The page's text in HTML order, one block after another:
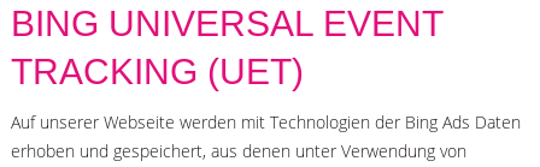
BING UNIVERSAL EVENT
TRACKING (UET)
Auf unserer Webseite werden mit Technologien der Bing Ads Daten
erhoben und gespeichert, aus denen unter Verwendung von